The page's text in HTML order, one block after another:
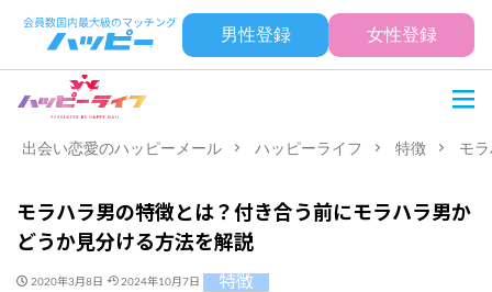
男性登録 女性登録
出会い恋愛のハッピーメール ハッピーライフ 特徴 モ
モラハラ男の特徴とは？付き合う前にモラハラ男か
どうか見分ける方法を解説
2020年3月8日 2024年10月7日 特徴